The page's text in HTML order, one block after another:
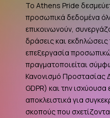
Το Athens Pride
προσωπικά δεδομένα
επικοινωνούν,
δράσεις και
επεξεργασία
πραγματοποιείται
Κανονισμό Προστασίας
GDPR) και την ισχύουσα
αποκλειστικά για
σκοπούς που